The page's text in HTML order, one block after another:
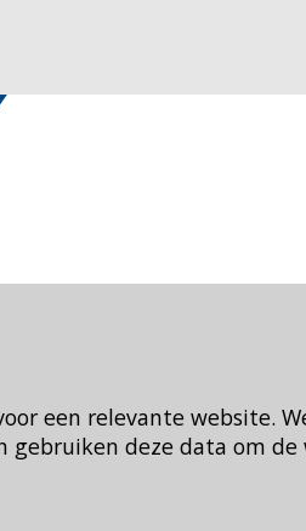
een relevante website.
gebruiken deze data om